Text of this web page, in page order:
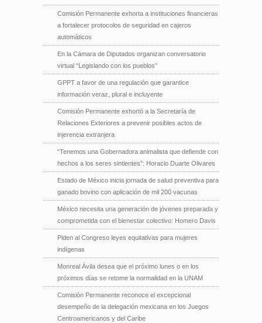
Comisión Permanente exhorta a instituciones financieras
a fortalecer protocolos de seguridad en cajeros
automáticos
En la Cámara de Diputados organizan conversatorio
virtual “Legislando con los pueblos”
GPPT a favor de una regulación que garantice
información veraz, plural e incluyente
Comisión Permanente exhortó a la Secretaría de
Relaciones Exteriores a prevenir posibles actos de
injerencia extranjera
“Tenemos una Gobernadora animalista que defiende con
hechos a los seres sintientes”: Horacio Duarte Olivares
Estado de México inicia jornada de salud preventiva para
ganado bovino con aplicación de mil 200 vacunas
México necesita una generación de jóvenes preparada y
comprometida con el bienestar colectivo: Homero Davis
Piden al Congreso leyes equitativas para mujeres
indígenas
Monreal Ávila desea que el próximo lunes o en los
próximos días se retome la normalidad en la UNAM
Comisión Permanente reconoce el excepcional
desempeño de la delegación mexicana en los Juegos
Centroamericanos y del Caribe